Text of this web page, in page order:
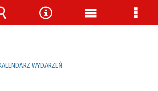
WYDARZEŃ
NarzędziaMenu
Menu